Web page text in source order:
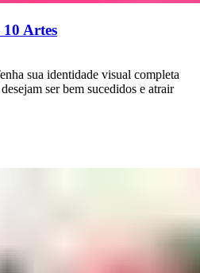
Artes
sua identidade visual completa
ser bem sucedidos e atrair